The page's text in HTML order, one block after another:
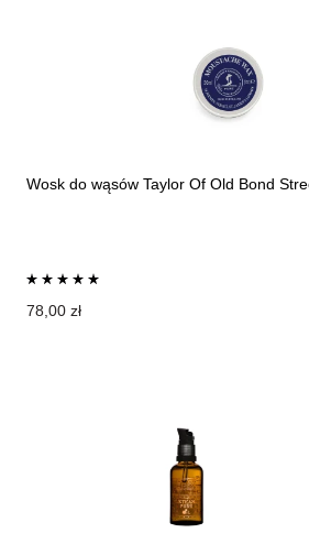
Wosk do wąsów Taylor Of Old Bond
78,00 zł